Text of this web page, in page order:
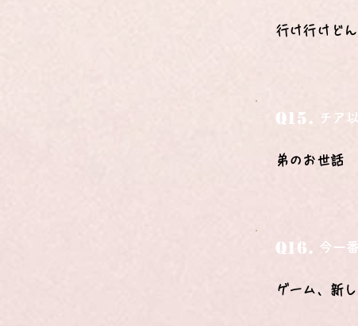
行け行けどん
Q15. チア
弟のお世話
Q16. 今一
ゲーム、新